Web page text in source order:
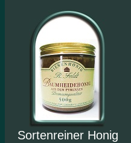
Sortenreiner Honig